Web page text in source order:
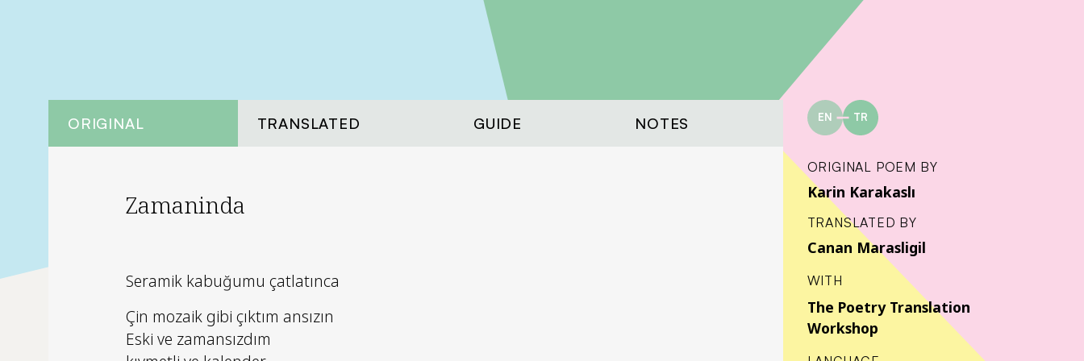
ORIGINAL TRANSLATED GUIDE NOTES
Zamaninda
Seramik kabuğumu çatlatınca
Çin mozaik gibi çıktım ansızın
Eski ve zamansızdım
EN TR
ORIGINAL POEM BY
Karin Karakaslı
TRANSLATED BY
Canan Marasligil
WITH
The Poetry Translation
Workshop